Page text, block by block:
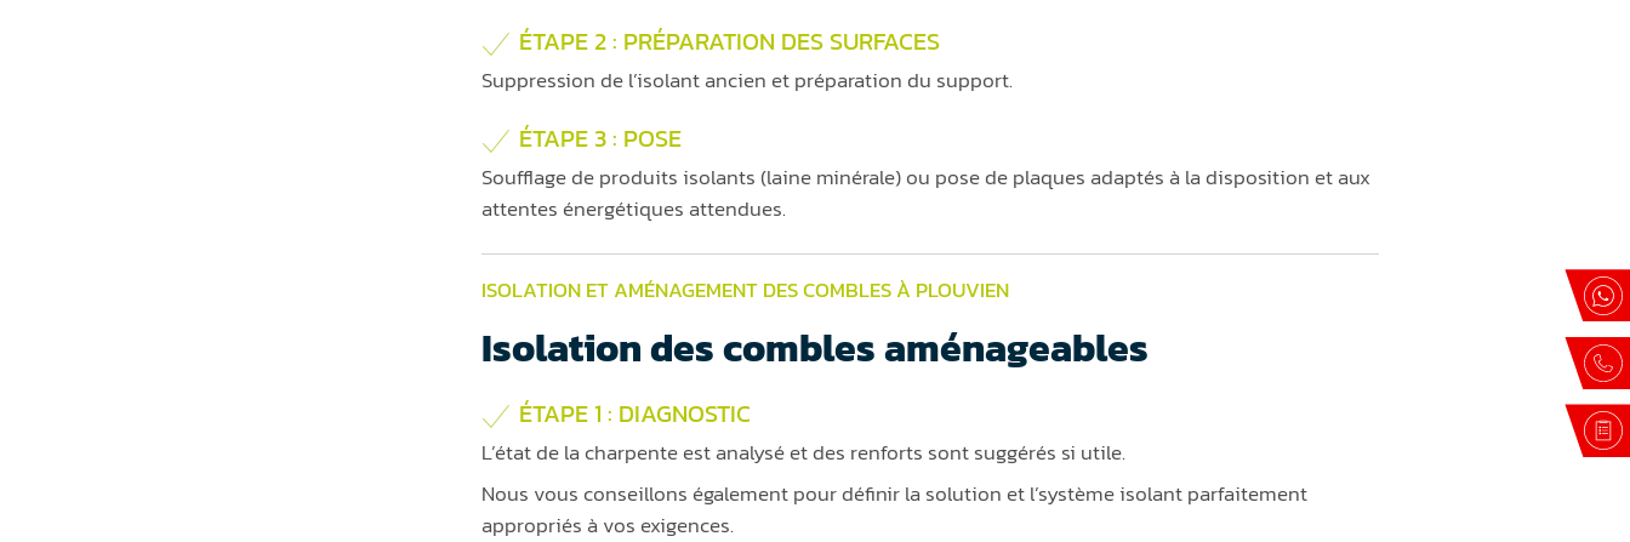
ÉTAPE 2 : PRÉPARATION DES SURFACES
Suppression de l’isolant ancien et préparation du support.
ÉTAPE 3 : POSE
Soufflage de produits isolants (laine minérale) ou pose de plaques adaptés à la disposition et aux
attentes énergétiques attendues.
ISOLATION ET AMÉNAGEMENT DES COMBLES À PLOUVIEN
Isolation des combles aménageables
ÉTAPE 1 : DIAGNOSTIC
L’état de la charpente est analysé et des renforts sont suggérés si utile.
Nous vous conseillons également pour définir la solution et l’système isolant parfaitement
appropriés à vos exigences.